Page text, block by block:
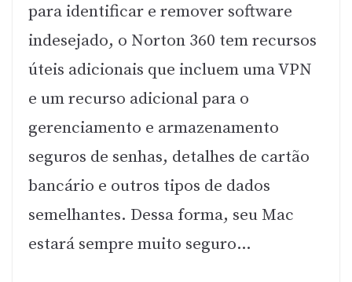
para identificar e remover software
indesejado, o Norton 360 tem recursos
úteis adicionais que incluem uma VPN
e um recurso adicional para o
gerenciamento e armazenamento
seguros de senhas, detalhes de cartão
bancário e outros tipos de dados
semelhantes. Dessa forma, seu Mac
estará sempre muito seguro…